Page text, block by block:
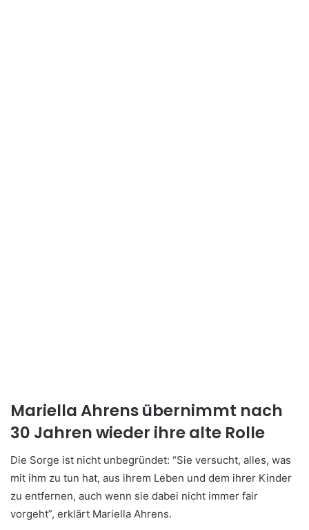
Mariella Ahrens übernimmt nach
30 Jahren wieder ihre alte Rolle
Die Sorge ist nicht unbegründet: “Sie versucht, alles, was
mit ihm zu tun hat, aus ihrem Leben und dem ihrer Kinder
zu entfernen, auch wenn sie dabei nicht immer fair
vorgeht”, erklärt Mariella Ahrens.